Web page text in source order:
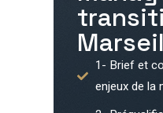
1- Brief et
enjeux de la